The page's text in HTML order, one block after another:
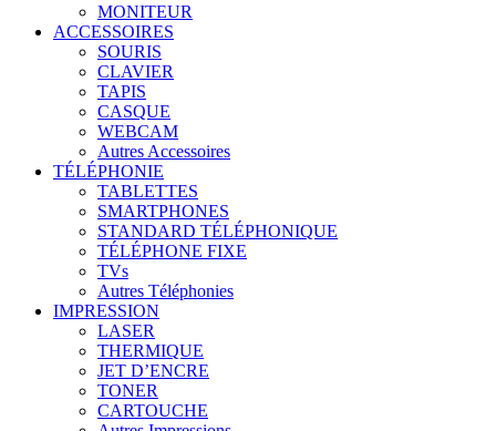
MONITEUR
ACCESSOIRES
SOURIS
CLAVIER
TAPIS
CASQUE
WEBCAM
Autres Accessoires
TÉLÉPHONIE
TABLETTES
SMARTPHONES
STANDARD TÉLÉPHONIQUE
TÉLÉPHONE FIXE
TVs
Autres Téléphonies
IMPRESSION
LASER
THERMIQUE
JET D’ENCRE
TONER
CARTOUCHE